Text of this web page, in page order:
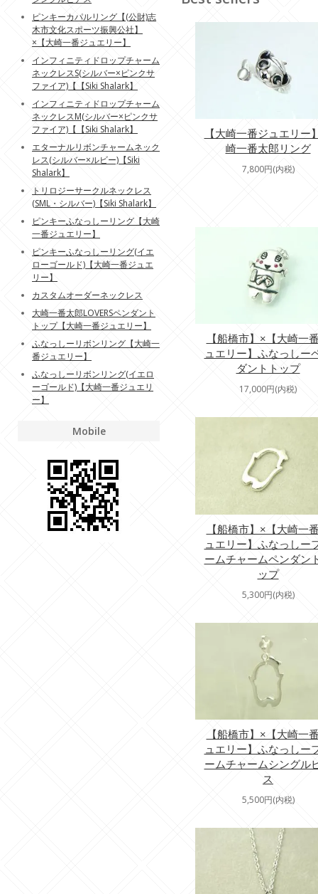
【大崎一番ジュエリー
崎一番太郎リング
7,800円(内税)
【船橋市】×【大崎一
ュエリー】ふなっしー
ダントトップ
17,000円(内税)
【船橋市】×【大崎一
ュエリー】ふなっしー
ームチャームペンダン
ップ
5,300円(内税)
【船橋市】×【大崎一
ュエリー】ふなっしー
ームチャームシングル
ス
5,500円(内税)
ピンキーカパルリング【(公財)志
木市文化スポーツ振興公社】
×【大崎一番ジュエリー】
インフィニティドロップチャーム
ネックレスS(シルバー×ピンクサ
ファイア)【【Siki Shalark】
インフィニティドロップチャーム
ネックレスM(シルバー×ピンクサ
ファイア)【【Siki Shalark】
エターナルリボンチャームネック
レス(シルバー×ルビー)【Siki
Shalark】
トリロジーサークルネックレス
(SML・シルバー)【Siki Shalark】
ピンキーふなっしーリング【大崎
一番ジュエリー】
ピンキーふなっしーリング(イエ
ローゴールド)【大崎一番ジュエ
リー】
カスタムオーダーネックレス
大崎一番太郎LOVERSペンダント
トップ【大崎一番ジュエリー】
ふなっしーリボンリング【大崎一
番ジュエリー】
ふなっしーリボンリング(イエロ
ーゴールド)【大崎一番ジュエリ
ー】
Mobile